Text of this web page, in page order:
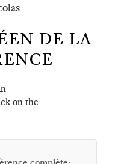
DE LA
on the